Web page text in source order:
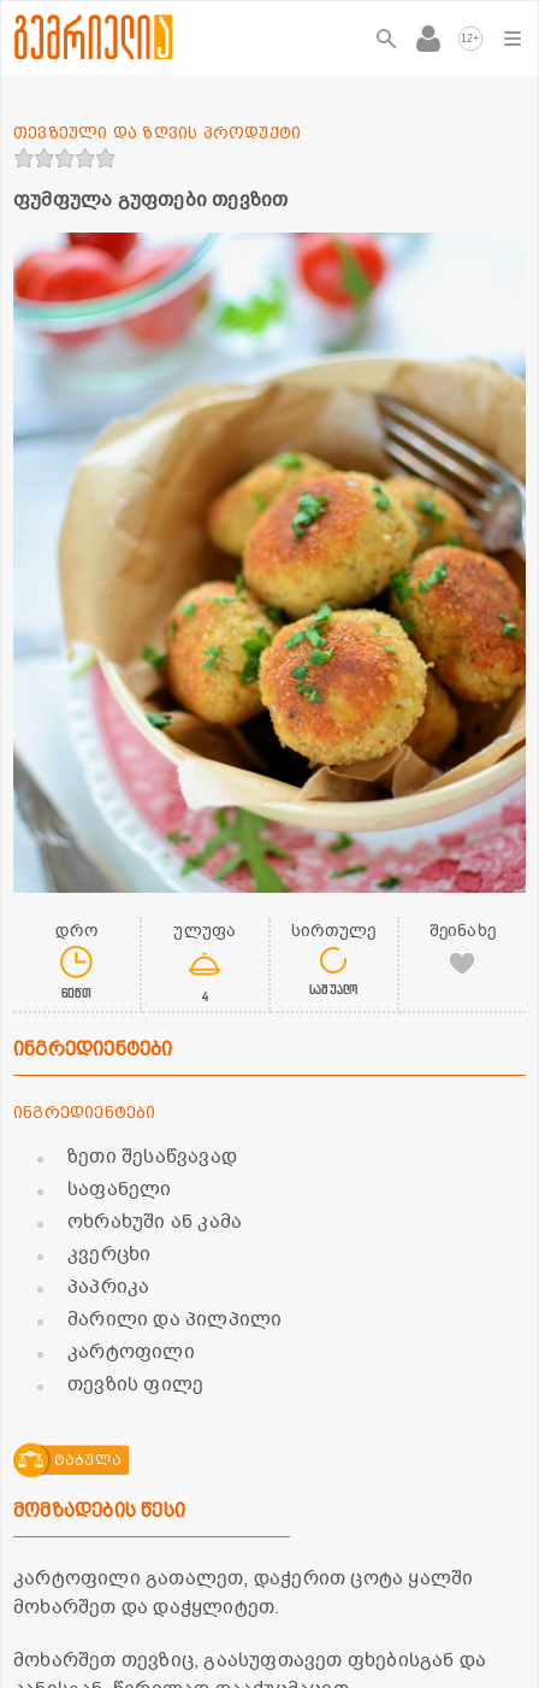
12+
ფუმფულა გუფთები თევზით
თევზეული და ზღვის პროდუქტი
დრო
60წთ
ულუფა
4
სირთულე
საშუალო
შეინახე
ინგრედიენტები
ინგრედიენტები
ზეთი შესაწვავად
საფანელი
ოხრახუში ან კამა
კვერცხი
პაპრიკა
მარილი და პილპილი
კარტოფილი
თევზის ფილე
ტაბულა
მომზადების წესი
კარტოფილი გათალეთ, დაჭერით ცოტა ყალში
მოხარშეთ და დაჭყლიტეთ.
მოხარშეთ თევზიც, გაასუფთავეთ ფხებისგან და